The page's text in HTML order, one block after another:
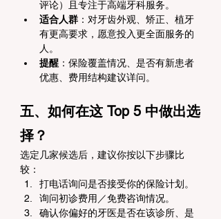
评论）且专注于高端牙科服务。
适合人群 ：对牙齿外观、矫正、植牙
有更高要求，愿意投入更全面服务的
人。
提醒 ：保险覆盖情况、是否有新患者
优惠、费用结构建议详问。
五、如何在这 Top 5 中做出选
择？
选定几家候选后，建议你按以下步骤比
较：
打电话询问是否接受你的保险计划。
询问初诊费用／免费咨询情况。
确认你偏好的牙医是否在该诊所、是